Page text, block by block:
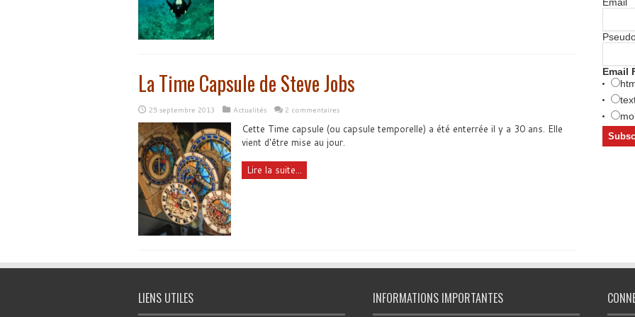
La Time Capsule de Steve Jobs
25 septembre 2013 Actualités 2 commentaires
Cette Time capsule (ou capsule temporelle) a été enterrée il y a 30 ans. Elle
vient d'être mise au jour.
Lire la suite...
Email
LIENS UTILES INFORMATIONS IMPORTANTES